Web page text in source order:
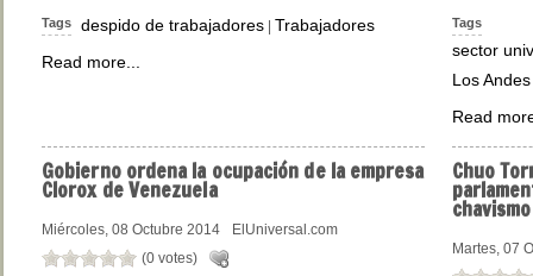
Tags despido de trabajadores Trabajadores
Read more...
Tags
sector
Los Andes
Read
Gobiernoordena la ocupación de la empresa
Clorox de Venezuela
Miércoles, 08 Octubre 2014
ElUniversal.com
(0 votes)
Chuo
chavismo
Martes, 07